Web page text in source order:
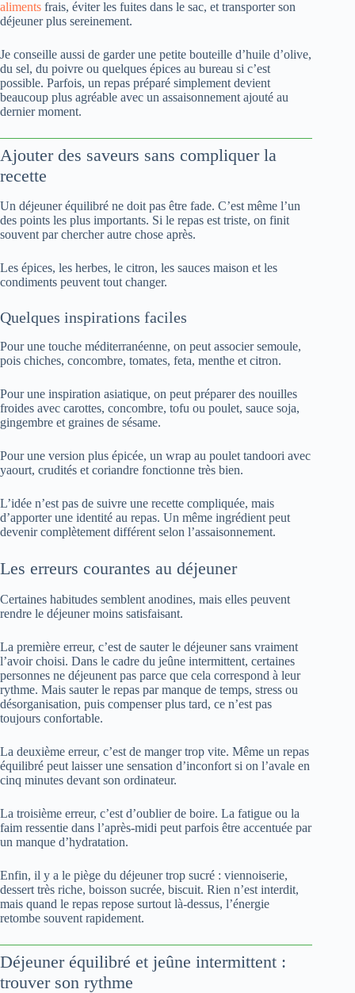
aliments frais, éviter les fuites dans le sac, et transporter son
déjeuner plus sereinement.
Je conseille aussi de garder une petite bouteille d’huile d’olive,
du sel, du poivre ou quelques épices au bureau si c’est
possible. Parfois, un repas préparé simplement devient
beaucoup plus agréable avec un assaisonnement ajouté au
dernier moment.
Ajouter des saveurs sans compliquer la
recette
Un déjeuner équilibré ne doit pas être fade. C’est même l’un
des points les plus importants. Si le repas est triste, on finit
souvent par chercher autre chose après.
Les épices, les herbes, le citron, les sauces maison et les
condiments peuvent tout changer.
Quelques inspirations faciles
Pour une touche méditerranéenne, on peut associer semoule,
pois chiches, concombre, tomates, feta, menthe et citron.
Pour une inspiration asiatique, on peut préparer des nouilles
froides avec carottes, concombre, tofu ou poulet, sauce soja,
gingembre et graines de sésame.
Pour une version plus épicée, un wrap au poulet tandoori avec
yaourt, crudités et coriandre fonctionne très bien.
L’idée n’est pas de suivre une recette compliquée, mais
d’apporter une identité au repas. Un même ingrédient peut
devenir complètement différent selon l’assaisonnement.
Les erreurs courantes au déjeuner
Certaines habitudes semblent anodines, mais elles peuvent
rendre le déjeuner moins satisfaisant.
La première erreur, c’est de sauter le déjeuner sans vraiment
l’avoir choisi. Dans le cadre du jeûne intermittent, certaines
personnes ne déjeunent pas parce que cela correspond à leur
rythme. Mais sauter le repas par manque de temps, stress ou
désorganisation, puis compenser plus tard, ce n’est pas
toujours confortable.
La deuxième erreur, c’est de manger trop vite. Même un repas
équilibré peut laisser une sensation d’inconfort si on l’avale en
cinq minutes devant son ordinateur.
La troisième erreur, c’est d’oublier de boire. La fatigue ou la
faim ressentie dans l’après-midi peut parfois être accentuée par
un manque d’hydratation.
Enfin, il y a le piège du déjeuner trop sucré : viennoiserie,
dessert très riche, boisson sucrée, biscuit. Rien n’est interdit,
mais quand le repas repose surtout là-dessus, l’énergie
retombe souvent rapidement.
Déjeuner équilibré et jeûne intermittent :
trouver son rythme